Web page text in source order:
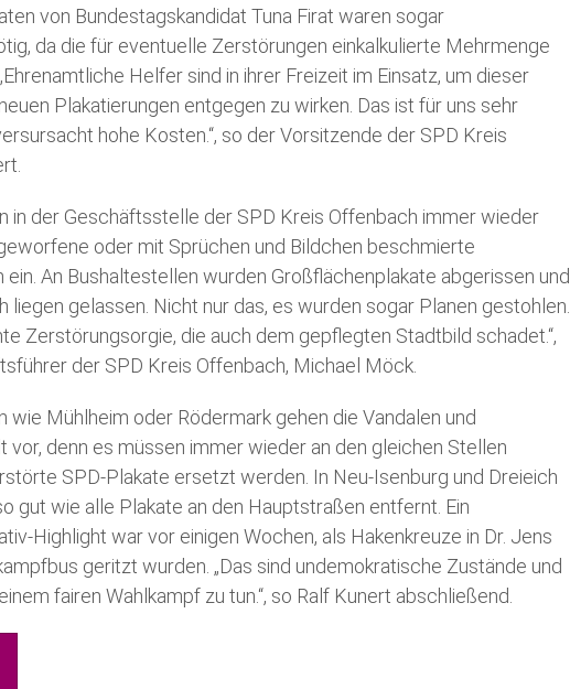
von Bundestagskandidat Tuna Firat waren sogar
da die für eventuelle Zerstörungen einkalkulierte Mehrmenge
Helfer sind in ihrer Freizeit im Einsatz, um dieser
Plakatierungen entgegen zu wirken. Das ist für uns sehr
hohe Kosten.“, so der Vorsitzende der SPD Kreis
in der Geschäftsstelle der SPD Kreis Offenbach immer wieder
oder mit Sprüchen und Bildchen beschmierte
ein. An Bushaltestellen wurden Großflächenplakate abgerissen und
liegen gelassen. Nicht nur das, es wurden sogar Planen gestohlen.
Zerstörungsorgie, die auch dem gepflegten Stadtbild schadet.“,
der SPD Kreis Offenbach, Michael Möck.
wie Mühlheim oder Rödermark gehen die Vandalen und
vor, denn es müssen immer wieder an den gleichen Stellen
SPD-Plakate ersetzt werden. In Neu-Isenburg und Dreieich
gut wie alle Plakate an den Hauptstraßen entfernt. Ein
Highlight war vor einigen Wochen, als Hakenkreuze in Dr. Jens
geritzt wurden. „Das sind undemokratische Zustände und
fairen Wahlkampf zu tun.“, so Ralf Kunert abschließend.